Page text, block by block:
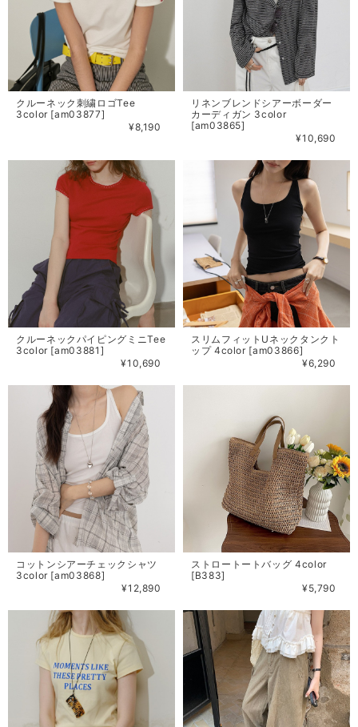
クルーネック刺繍ロゴTee
3color [am03877]
¥8,190
リネンブレンドシアーボーダー
カーディガン 3color
[am03865]
¥10,690
クルーネックパイピングミニTee
3color [am03881]
¥10,690
スリムフィットUネックタンクト
ップ 4color [am03866]
¥6,290
コットンシアーチェックシャツ
3color [am03868]
¥12,890
ストロートートバッグ 4color
[B383]
¥5,790